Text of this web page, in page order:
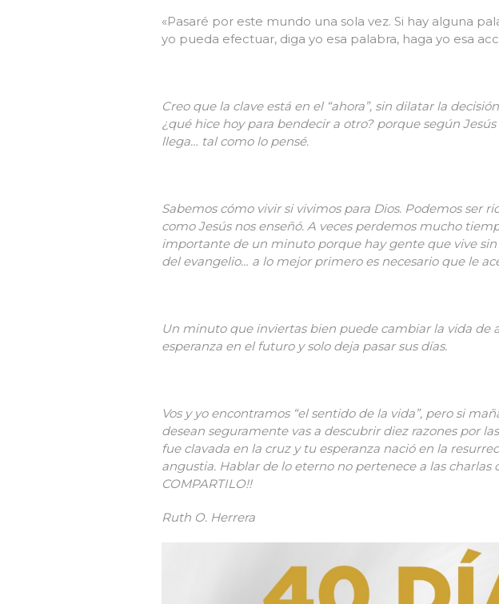
«Pasaré por este mundo una sola vez. Si hay alguna
yo pueda efectuar, diga yo esa palabra, haga yo esa
Creo que la clave está en el “ahora”, sin dilatar la
¿qué hice hoy para bendecir a otro? porque según
llega… tal como lo pensé.
Sabemos cómo vivir si vivimos para Dios. Podemos
como Jesús nos enseñó. A veces perdemos mucho
importante de un minuto porque hay gente que vive
del evangelio… a lo mejor primero es necesario que le
Un minuto que inviertas bien puede cambiar la vida
esperanza en el futuro y solo deja pasar sus días.
Vos y yo encontramos “el sentido de la vida”, pero si
desean seguramente vas a descubrir diez razones por
fue clavada en la cruz y tu esperanza nació en la
angustia. Hablar de lo eterno no pertenece a las charlas
COMPARTILO!!
Ruth O. Herrera